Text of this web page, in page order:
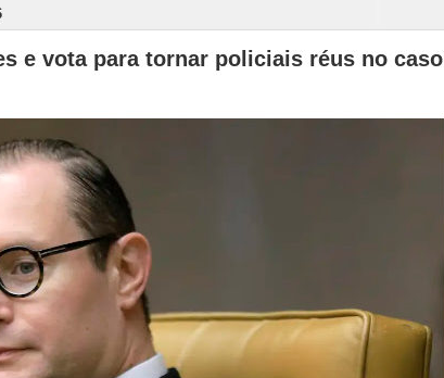
e vota para tornar policiais réus no caso